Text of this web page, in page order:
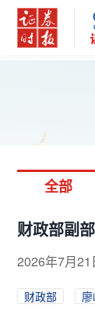
全部
财政部副
2026年7月
财政部